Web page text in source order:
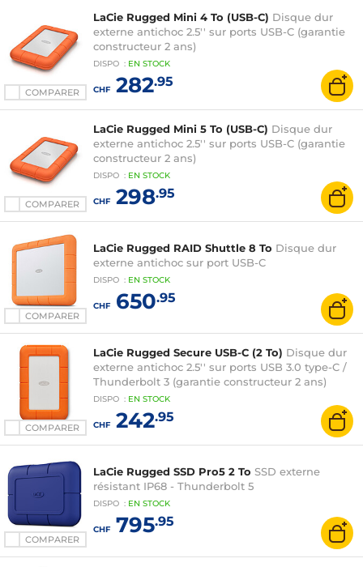
COMPARER
LaCie Rugged Mini 4 To (USB-C) Disque dur
externe antichoc 2.5'' sur ports USB-C (garantie
constructeur 2 ans)
DISPO : EN STOCK
CHF282.95
COMPARER
LaCie Rugged Mini 5 To (USB-C) Disque dur
externe antichoc 2.5'' sur ports USB-C (garantie
constructeur 2 ans)
DISPO : EN STOCK
CHF298.95
COMPARER
LaCie Rugged RAID Shuttle 8 To Disque dur
externe antichoc sur port USB-C
DISPO : EN STOCK
CHF650.95
COMPARER
LaCie Rugged Secure USB-C (2 To) Disque dur
externe antichoc 2.5'' sur ports USB 3.0 type-C /
Thunderbolt 3 (garantie constructeur 2 ans)
DISPO : EN STOCK
CHF242.95
COMPARER
LaCie Rugged SSD Pro5 2 To SSD externe
résistant IP68 - Thunderbolt 5
DISPO : EN STOCK
CHF795.95